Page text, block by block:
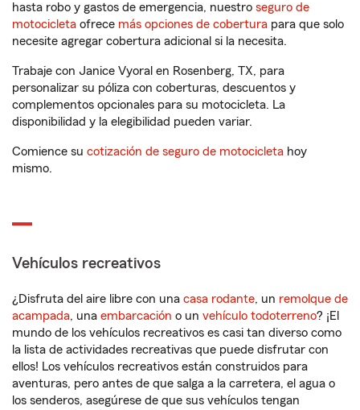
hasta robo y gastos de emergencia, nuestro seguro de
motocicleta ofrece más opciones de cobertura para que solo
necesite agregar cobertura adicional si la necesita.
Trabaje con Janice Vyoral en Rosenberg, TX, para
personalizar su póliza con coberturas, descuentos y
complementos opcionales para su motocicleta. La
disponibilidad y la elegibilidad pueden variar.
Comience su cotización de seguro de motocicleta hoy
mismo.
Vehículos recreativos
¿Disfruta del aire libre con una casa rodante, un remolque de
acampada, una embarcación o un vehículo todoterreno? ¡El
mundo de los vehículos recreativos es casi tan diverso como
la lista de actividades recreativas que puede disfrutar con
ellos! Los vehículos recreativos están construidos para
aventuras, pero antes de que salga a la carretera, el agua o
los senderos, asegúrese de que sus vehículos tengan